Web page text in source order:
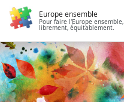
Europe ensemble
Pour faire l'Europe ensemble,
librement, équitablement.